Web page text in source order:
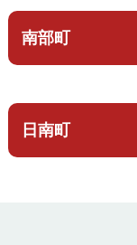
南部町
日南町